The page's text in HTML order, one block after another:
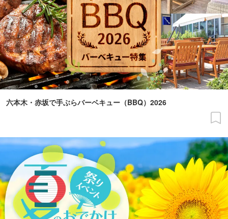
六本木・赤坂で手ぶらバーベキュー（BBQ）2026